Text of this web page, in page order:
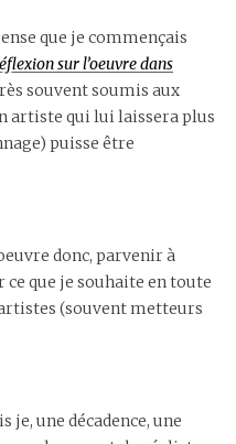
que je commençais
sur l’oeuvre dans
souvent soumis aux
artiste qui lui laissera plus
puisse être
donc, parvenir à
que je souhaite en toute
(souvent metteurs
je, une décadence, une